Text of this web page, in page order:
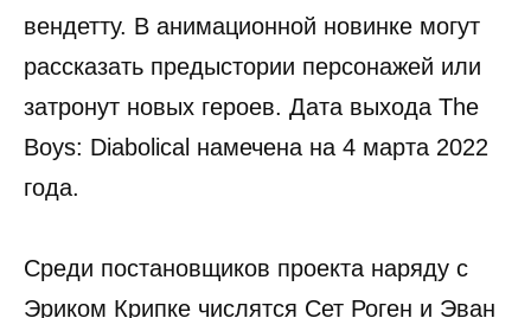
вендетту. В анимационной новинке могут
рассказать предыстории персонажей или
затронут новых героев. Дата выхода The
Boys: Diabolical намечена на 4 марта 2022
года.
Среди постановщиков проекта наряду с
Эриком Крипке числятся Сет Роген и Эван